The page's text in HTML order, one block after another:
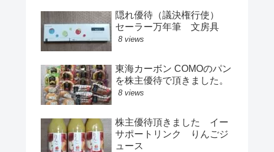
隠れ優待（議決権行使）
セーラー万年筆 文房具
8 views
東海カーボン COMOのパン
を株主優待で頂きました。
8 views
株主優待頂きました イー
サポートリンク りんごジ
ュース